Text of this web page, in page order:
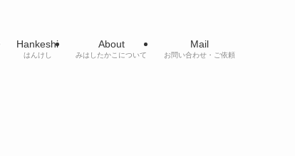
Hankeshi
はんけし
About
みはしたかこについて
Mail
お問い合わせ・ご依頼